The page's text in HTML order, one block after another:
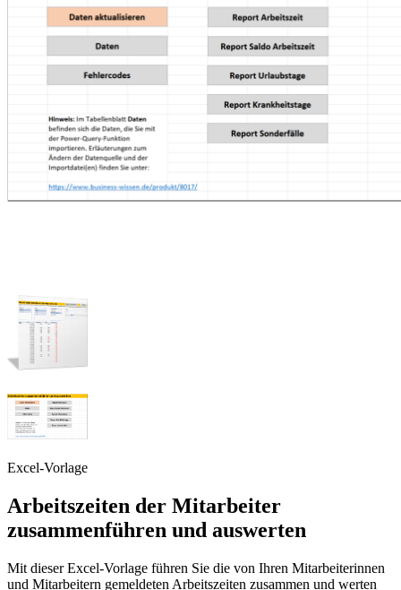
Excel-Vorlage
Arbeitszeiten der Mitarbeiter
zusammenführen und auswerten
Mit dieser Excel-Vorlage führen Sie die von Ihren Mitarbeiterinnen
und Mitarbeitern gemeldeten Arbeitszeiten zusammen und werten